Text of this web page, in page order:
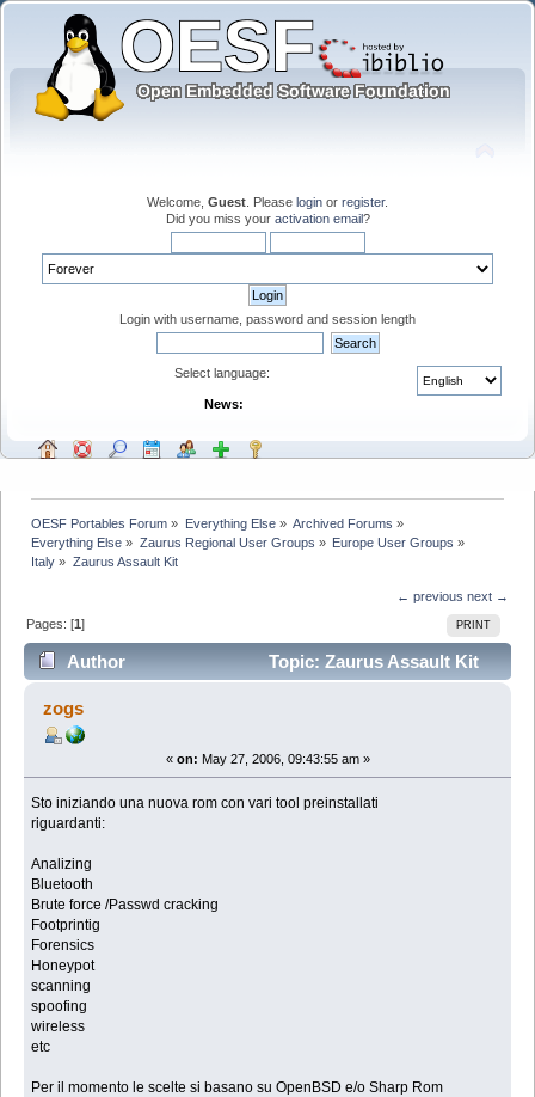
Welcome, Guest . Please login or register.
Did you miss your activation email?
Login with username, password and session length
Select language:
News:
OESF Portables Forum » Everything Else» Archived Forums »
Everything Else » Zaurus Regional User Groups » Europe User Groups »
Italy » Zaurus Assault Kit
← previous next →
PRINT
Pages: [1]
Author
Topic: Zaurus Assault Kit
zogs
« on: May 27, 2006, 09:43:55 am »
Sto iniziando una nuova rom con vari tool preinstallati
riguardanti:
Analizing
Bluetooth
Brute force /Passwd cracking
Footprintig
Forensics
Honeypot
scanning
spoofing
wireless
etc
Per il momento le scelte si basano su OpenBSD e/o Sharp Rom